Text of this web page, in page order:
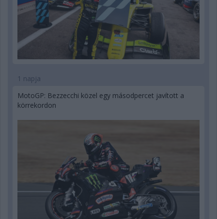
1 napja
MotoGP: Bezzecchi közel egy másodpercet javított a
körrekordon